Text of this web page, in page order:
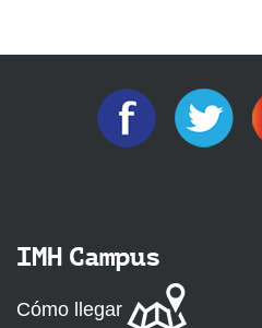
IMH Campus
Cómo llegar